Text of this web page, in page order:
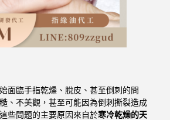
面臨手指乾燥、脫皮、甚至倒刺的問
、不美觀，甚至可能因為倒刺撕裂造成
些問題的主要原因來自於寒冷乾燥的天